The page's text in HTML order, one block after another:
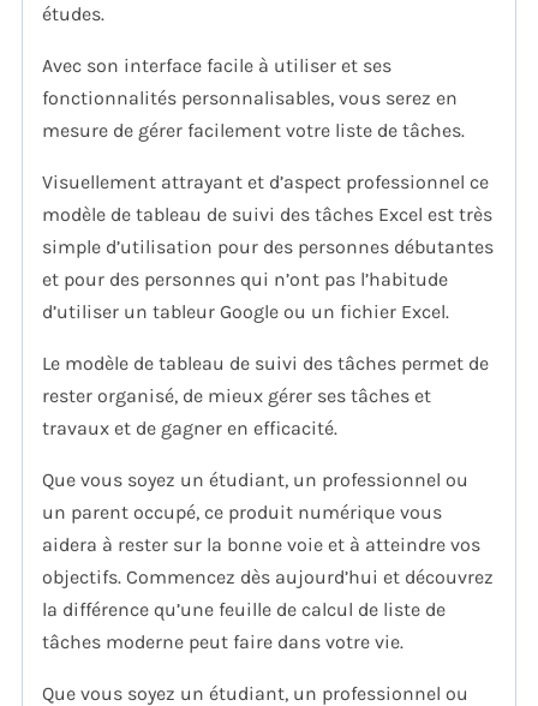
études.
Avec son interface facile à utiliser et ses
fonctionnalités personnalisables, vous serez en
mesure de gérer facilement votre liste de tâches.
Visuellement attrayant et d’aspect professionnel ce
modèle de tableau de suivi des tâches Excel est très
simple d’utilisation pour des personnes débutantes
et pour des personnes qui n’ont pas l’habitude
d’utiliser un tableur Google ou un fichier Excel.
Le modèle de tableau de suivi des tâches permet de
rester organisé, de mieux gérer ses tâches et
travaux et de gagner en efficacité.
Que vous soyez un étudiant, un professionnel ou
un parent occupé, ce produit numérique vous
aidera à rester sur la bonne voie et à atteindre vos
objectifs. Commencez dès aujourd’hui et découvrez
la différence qu’une feuille de calcul de liste de
tâches moderne peut faire dans votre vie.
Que vous soyez un étudiant, un professionnel ou